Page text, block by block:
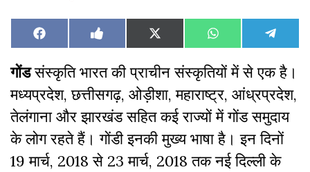
Share
on
Facebook Share
on
Like
on
Share
on
X
(Twitter)
Share
on
WhatsAppShare
on
गोंडसंस्कृति भारत की प्राचीन संस्कृतियों में से एक है।
मध्यप्रदेश, छत्तीसगढ़, ओड़ीशा, महाराष्ट्र, आंध्रप्रदेश,
तेलंगाना और झारखंड सहित कई राज्यों में गोंड समुदाय
के लोग रहते हैं। गोंडी इनकी मुख्य भाषा है। इन दिनों
19 मार्च, 2018 से 23 मार्च, 2018 तक नई दिल्ली के